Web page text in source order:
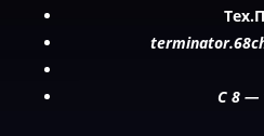
C 8 —